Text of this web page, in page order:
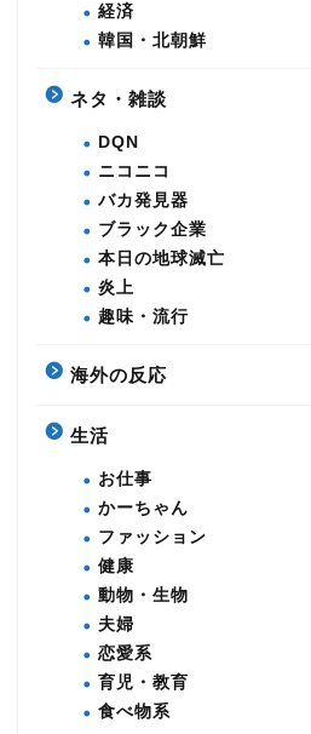
経済
韓国・北朝鮮
ネタ・雑談
DQN
ニコニコ
バカ発見器
ブラック企業
本日の地球滅亡
炎上
趣味・流行
海外の反応
生活
お仕事
かーちゃん
ファッション
健康
動物・生物
夫婦
恋愛系
育児・教育
食べ物系